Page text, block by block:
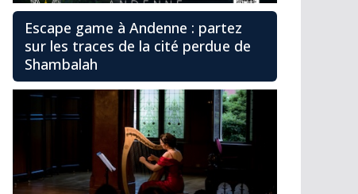
Escape game à Andenne : partez
sur les traces de la cité perdue de
Shambalah